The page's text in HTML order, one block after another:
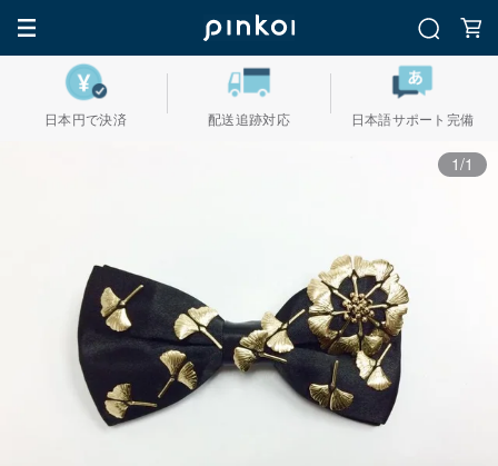
日本円で決済 配送追跡対応 日本語サポート完備
1/1